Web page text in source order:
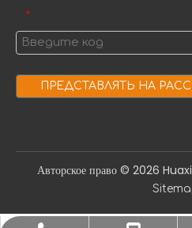
*
ПРЕДСТАВЛЯТЬ НА
Авторское право ©️ 2026